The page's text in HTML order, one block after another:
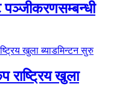
पञ्जीकरणसम्बन्धी
राष्ट्रिय खुला